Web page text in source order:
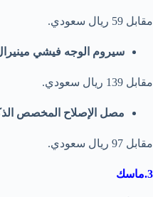
مقابل 59 ريال سعودي.
سيروم الوجه فيشي مينيرال
مقابل 139 ريال سعودي.
مصل الإصلاح المخصص
مقابل 97 ريال سعودي.
3.ماسك